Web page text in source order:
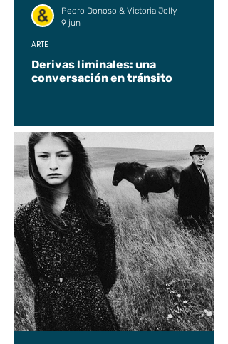
Derivas liminales: una
conversación en tránsito
ARTE
Pedro Donoso & Victoria Jolly
9 jun